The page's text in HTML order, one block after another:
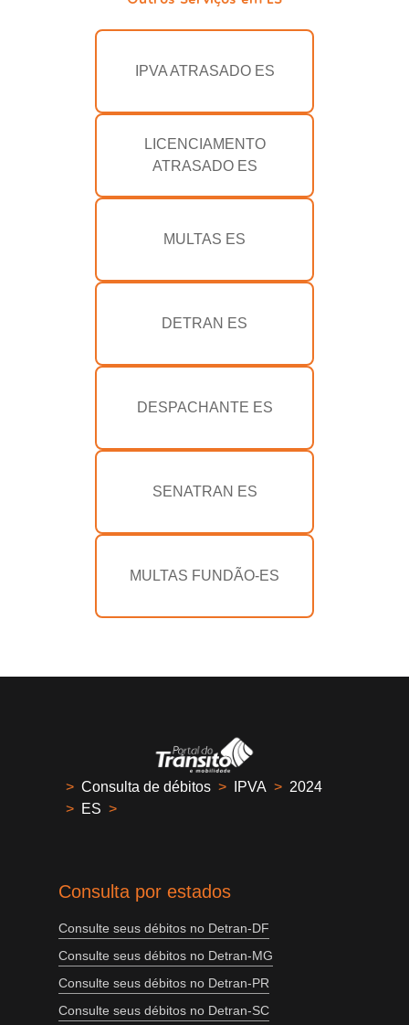
IPVA ATRASADO ES
LICENCIAMENTO
ATRASADO ES
MULTAS ES
DETRAN ES
DESPACHANTE ES
SENATRAN ES
MULTAS FUNDÃO-ES
> Consulta de débitos > IPVA > 2024
> ES >
Consulta por estados
Consulte seus débitos no Detran-DF
Consulte seus débitos no Detran-MG
Consulte seus débitos no Detran-PR
Consulte seus débitos no Detran-SC